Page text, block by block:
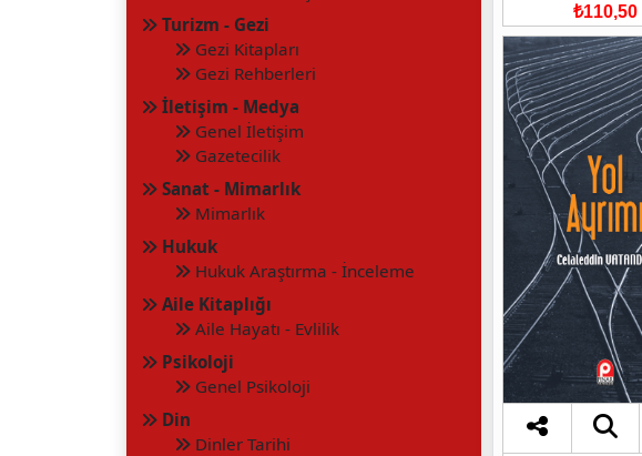
Turizm - Gezi
Gezi Kitapları
Gezi Rehberleri
İletişim - Medya
Genel İletişim
Gazetecilik
Sanat - Mimarlık
Mimarlık
Hukuk
Hukuk Araştırma - İnceleme
Aile Kitaplığı
Aile Hayatı - Evlilik
Psikoloji
Genel Psikoloji
Din
Dinler Tarihi
₺110,50